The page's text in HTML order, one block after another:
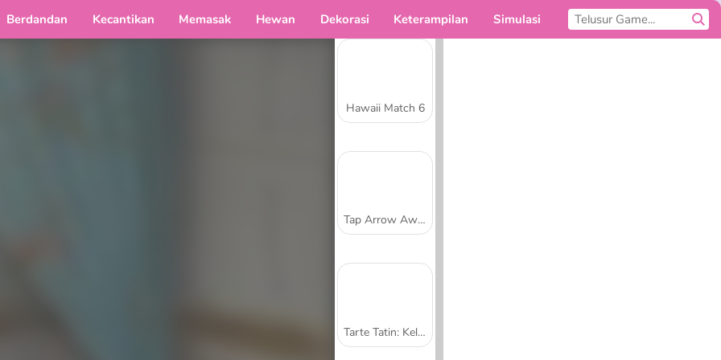
Berdandan Kecantikan Memasak Hewan Dekorasi Keterampilan Simulasi
Hawaii Match 6
Tap Arrow Away
Tarte Tatin: Kelas Memasak Sara